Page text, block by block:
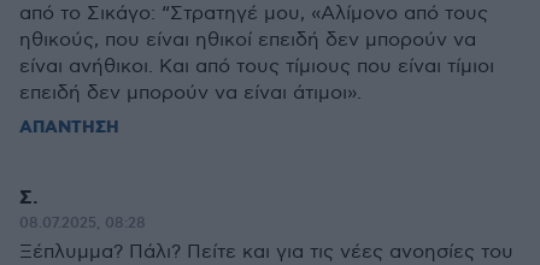
από το Σικάγο: “Στρατηγέ μου, «Αλίμονο από τους
ηθικούς, που είναι ηθικοί επειδή δεν μπορούν να
είναι ανήθικοι. Και από τους τίμιους που είναι τίμιοι
επειδή δεν μπορούν να είναι άτιμοι».
ΑΠΑΝΤΗΣΗ
Σ.
08.07.2025, 08:28
Ξέπλυμμα? Πάλι? Πείτε και για τις νέες ανοησίες του